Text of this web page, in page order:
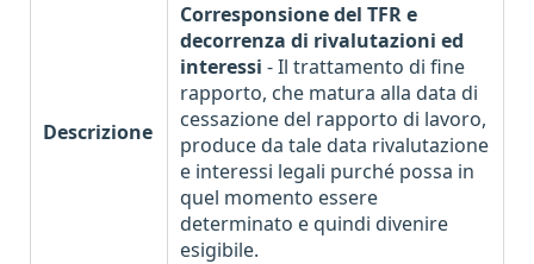
Descrizione
Corresponsione del TFR e
decorrenza di rivalutazioni ed
interessi - Il trattamento di fine
rapporto, che matura alla data di
cessazione del rapporto di lavoro,
produce da tale data rivalutazione
e interessi legali purché possa in
quel momento essere
determinato e quindi divenire
esigibile.